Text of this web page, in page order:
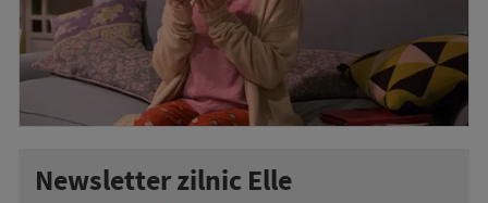
Newsletter zilnic Elle